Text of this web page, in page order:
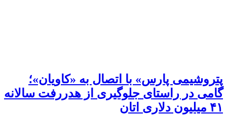
پتروشیمی پارس» با اتصال به «کاویان»؛
گامی در راستای جلوگیری از هدررفت سالانه
۴۱ میلیون دلاری اتان